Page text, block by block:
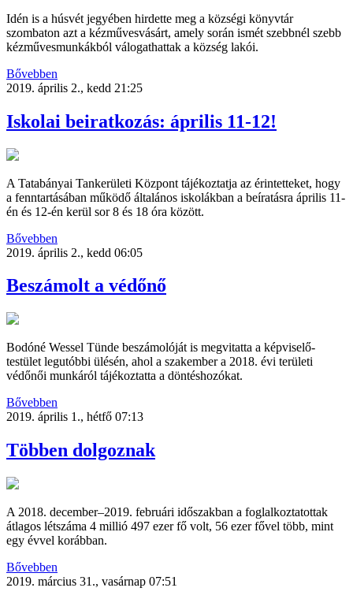
Idén is a húsvét jegyében hirdette meg a községi könyvtár
szombaton azt a kézművesvásárt, amely során ismét szebbnél szebb
kézművesmunkákból válogathattak a község lakói.
Bővebben
2019. április 2., kedd 21:25
Iskolai beiratkozás: április 11-12!
A Tatabányai Tankerületi Központ tájékoztatja az érintetteket, hogy
a fenntartásában működő általános iskolákban a beíratásra április 11-
én és 12-én kerül sor 8 és 18 óra között.
Bővebben
2019. április 2., kedd 06:05
Beszámolt a védőnő
Bodóné Wessel Tünde beszámolóját is megvitatta a képviselő-
testület legutóbbi ülésén, ahol a szakember a 2018. évi területi
védőnői munkáról tájékoztatta a döntéshozókat.
Bővebben
2019. április 1., hétfő 07:13
Többen dolgoznak
A 2018. december–2019. februári időszakban a foglalkoztatottak
átlagos létszáma 4 millió 497 ezer fő volt, 56 ezer fővel több, mint
egy évvel korábban.
Bővebben
2019. március 31., vasárnap 07:51